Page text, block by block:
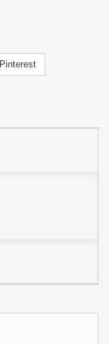
Pinterest